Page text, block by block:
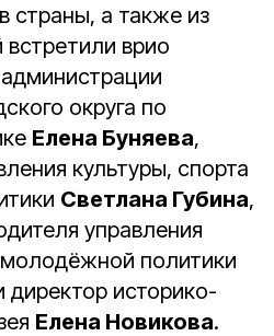
страны, а также из
встретили врио
округа по
Елена Буняева,
культуры, спорта
Светлана Губина,
управления
молодёжной политики
директор историко-
Елена Новикова.